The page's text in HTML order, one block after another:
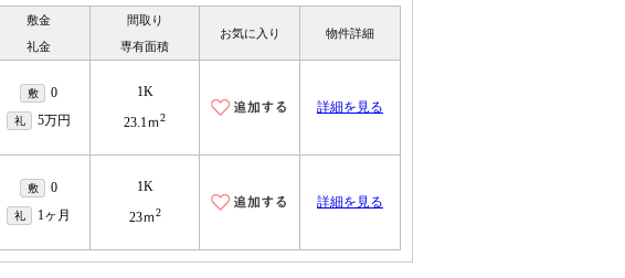
敷金
礼金
間取り
専有面積
お気に入り 物件詳細
敷 0
礼 5万円
1K
23.1ｍ2
詳細を見る
敷 0
礼 1ヶ月
1K
23ｍ2
詳細を見る